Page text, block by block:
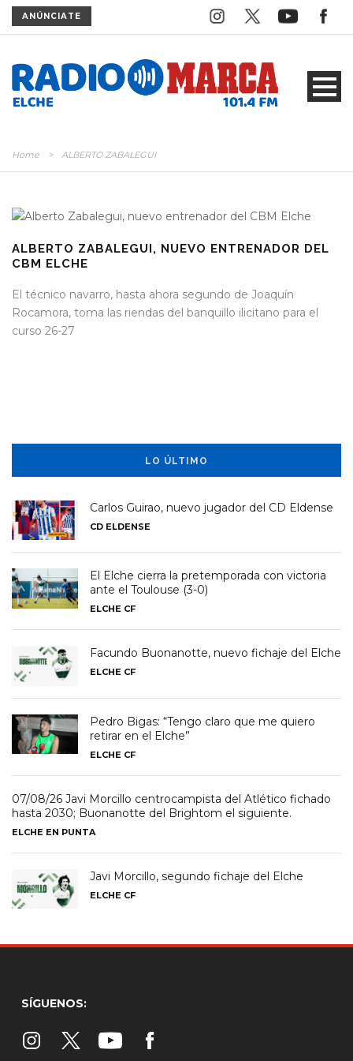
ANÚNCIATE
Home > ALBERTO ZABALEGUI
ALBERTO ZABALEGUI, NUEVO ENTRENADOR DEL
CBM ELCHE
El técnico navarro, hasta ahora segundo de Joaquín
Rocamora, toma las riendas del banquillo ilicitano para el
curso 26-27
LO ÚLTIMO
Carlos Guirao, nuevo jugador del CD Eldense
CD ELDENSE
El Elche cierra la pretemporada con victoria
ante el Toulouse (3-0)
ELCHE CF
Facundo Buonanotte, nuevo fichaje del Elche
ELCHE CF
Pedro Bigas: “Tengo claro que me quiero
retirar en el Elche”
ELCHE CF
07/08/26 Javi Morcillo centrocampista del Atlético fichado
hasta 2030; Buonanotte del Brightom el siguiente.
ELCHE EN PUNTA
Javi Morcillo, segundo fichaje del Elche
ELCHE CF
SÍGUENOS: